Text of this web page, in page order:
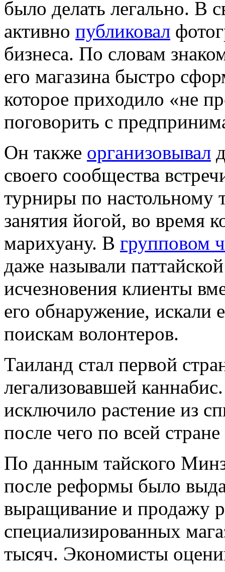
было делать легально. В
активно публиковал
бизнеса. По словам
его магазина быстро
которое приходило «не
поговорить с
Он также организовывал
своего сообщества
турниры по настольному
занятия йогой, во время
марихуану. В групповом
даже называли
исчезновения клиенты
его обнаружение, искали
поискам волонтеров.
Таиланд стал первой
легализовавшей
исключило растение из
после чего по всей
По данным тайского
после реформы было
выращивание и продажу
специализированных
тысяч. Экономисты